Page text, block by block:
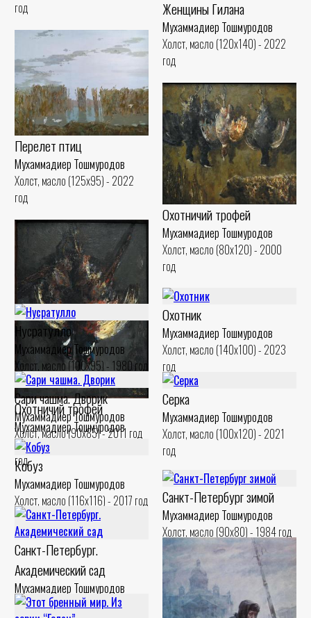
год
Женщины Гилана
Мухаммадиер Тошмуродов
Холст, масло (120x140) - 2022
год
Перелет птиц
Мухаммадиер Тошмуродов
Холст, масло (125x95) - 2022
год
Охотничий трофей
Мухаммадиер Тошмуродов
Холст, масло (80x120) - 2000
год
Охотничий трофей
Мухаммадиер Тошмуродов
Холст, масло (110x100) - 1995
год
Охотник
Мухаммадиер Тошмуродов
Холст, масло (140x100) - 2023
год
Нусратулло
Мухаммадиер Тошмуродов
Холст, масло (100x95) - 1980 год
Сари чашма. Дворик
Мухаммадиер Тошмуродов
Холст, масло (90x85) - 2011 год
Серка
Мухаммадиер Тошмуродов
Холст, масло (100x120) - 2021
год
Кобуз
Мухаммадиер Тошмуродов
Холст, масло (116x116) - 2017 год
Санкт-Петербург зимой
Мухаммадиер Тошмуродов
Холст, масло (90x80) - 1984 год
Санкт-Петербург.
Академический сад
Мухаммадиер Тошмуродов
Холст, масло (90x70) - 1984 год